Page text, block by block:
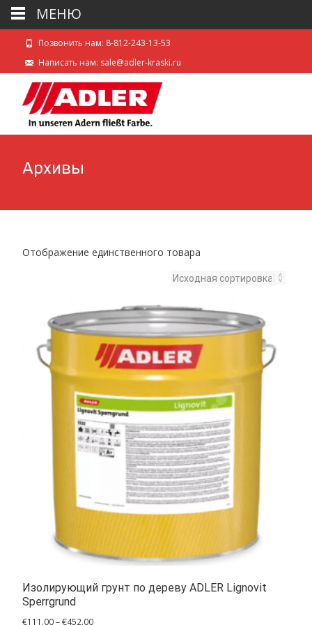
Позвонить нам: 8-812-243-13-53
Написать нам: sale@adler-kraski.ru
Архивы
Отображение единственного товара
Изолирующий грунт по дереву ADLER Lignovit
Sperrgrund
€111.00–€452.00Диапазон
МЕНЮ